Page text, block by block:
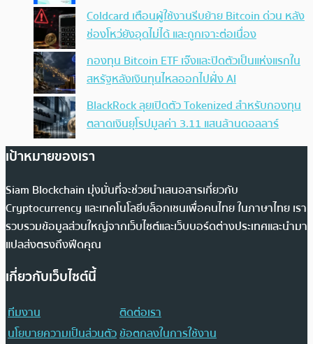
Coldcard เตือนผู้ใช้งานรีบย้าย Bitcoin ด่วน หลัง
ช่องโหว่ยังอุดไม่ได้ และถูกเจาะต่อเนื่อง
กองทุน Bitcoin ETF เจ๊งและปิดตัวเป็นแห่งแรกใน
สหรัฐหลังเงินทุนไหลออกไปฝั่ง AI
BlackRock ลุยเปิดตัว Tokenized สำหรับกองทุน
ตลาดเงินยุโรปมูลค่า 3.11 แสนล้านดอลลาร์
เป้าหมายของเรา
Siam Blockchain มุ่งมั่นที่จะช่วยนำเสนอสารเกี่ยวกับ
Cryptocurrency และเทคโนโลยีบล็อกเชนเพื่อคนไทย ในภาษาไทย เรา
รวบรวมข้อมูลส่วนใหญ่จากเว็บไซต์และเว็บบอร์ดต่างประเทศและนำมา
แปลส่งตรงถึงฟีดคุณ
เกี่ยวกับเว็บไซต์นี้
ทีมงาน
ติดต่อเรา
นโยบายความเป็นส่วนตัวข้อตกลงในการใช้งาน